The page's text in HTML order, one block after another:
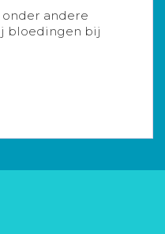
andere
bloedingen bij